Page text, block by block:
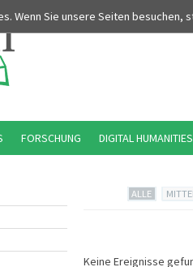
Wenn Sie unsere Seiten besuchen,
ALLE
Keine Ereignisse
FORSCHUNG DIGITAL HUMANITIES